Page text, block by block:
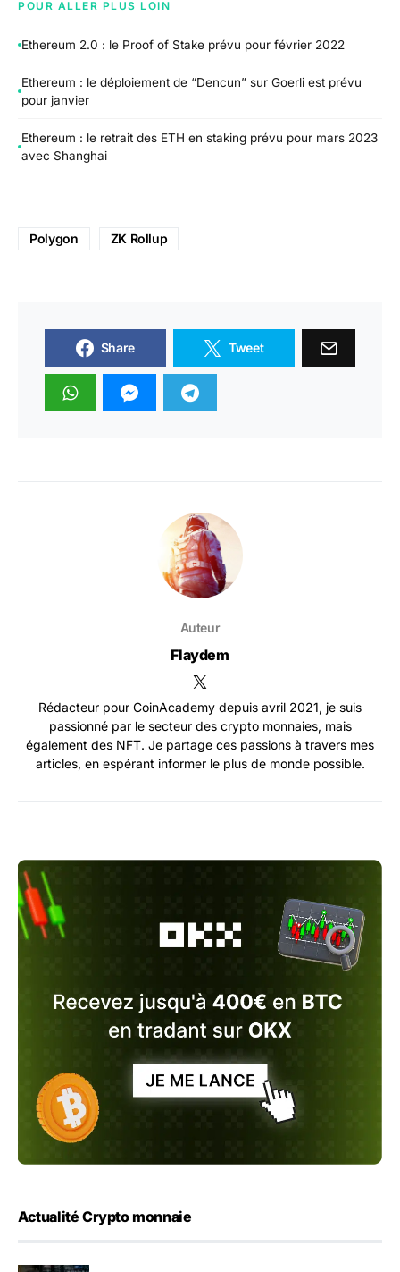
POUR ALLER PLUS LOIN
Ethereum 2.0 : le Proof of Stake prévu pour février 2022
Ethereum : le déploiement de “Dencun” sur Goerli est prévu
pour janvier
Ethereum : le retrait des ETH en staking prévu pour mars 2023
avec Shanghai
Polygon ZK Rollup
Share Tweet
Auteur
Flaydem
Rédacteur pour CoinAcademy depuis avril 2021, je suis
passionné par le secteur des crypto monnaies, mais
également des NFT. Je partage ces passions à travers mes
articles, en espérant informer le plus de monde possible.
Actualité Crypto monnaie